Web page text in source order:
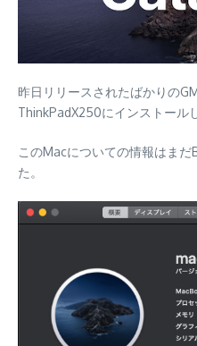
昨日リリースされたばかりの
ThinkPadX250にインストール
このMacについての情報はま
た。